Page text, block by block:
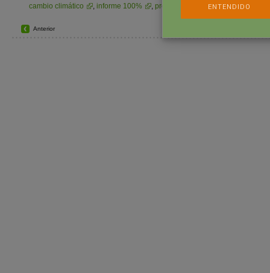
cambio climático
, informe 100% , presentación
Anterior
ENTENDIDO